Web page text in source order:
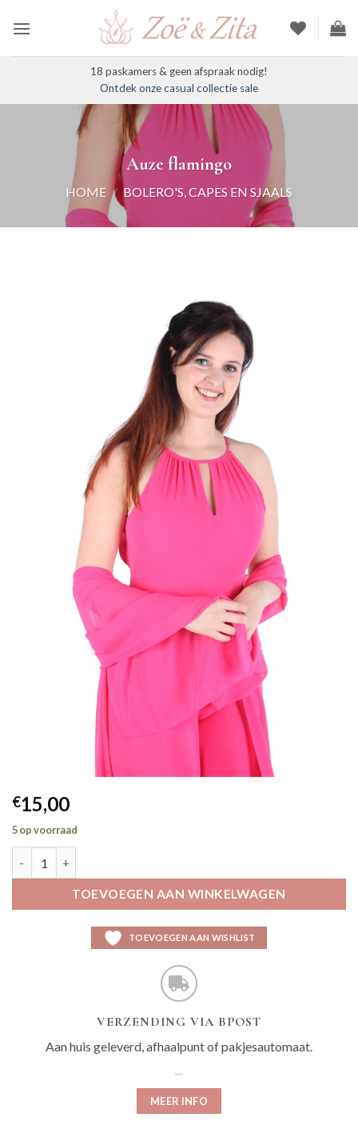
naar
18 paskamers & geen afspraak nodig!
Ontdek onze casual collectie sale
Auze flamingo
HOME / BOLERO'S, CAPES EN SJAALS
€15,00
5 op voorraad
TOEVOEGEN AAN WINKELWAGEN
TOEVOEGEN AAN WISHLIST
VERZENDING VIA BPOST
Aan huis geleverd, afhaalpunt of pakjesautomaat.
MEER INFO